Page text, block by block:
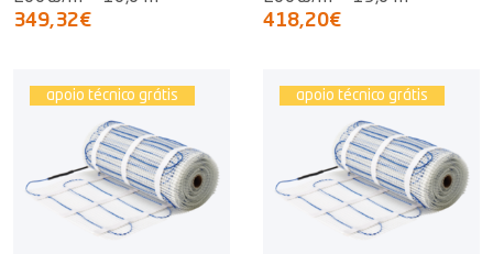
349,32€ 418,20€
apoio técnico grátis apoio técnico grátis